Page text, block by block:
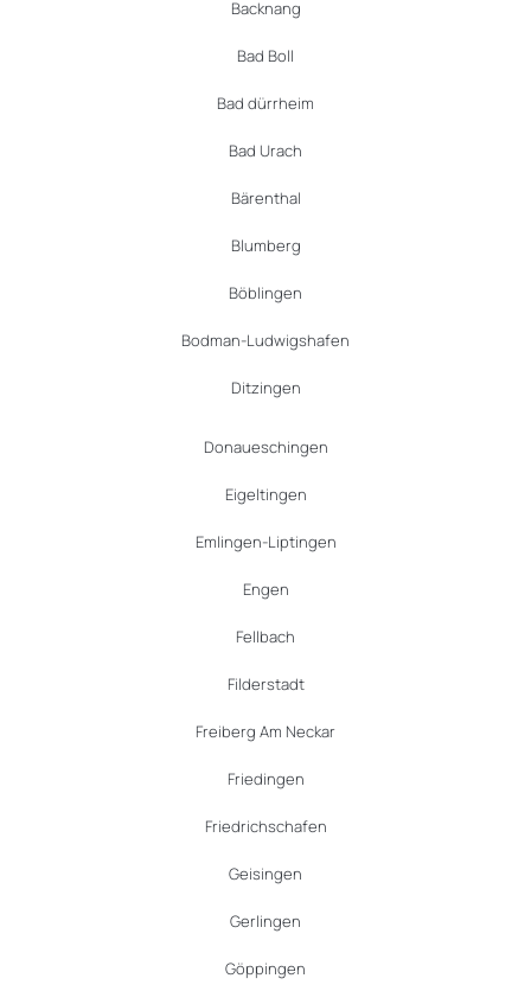
Backnang
Bad Boll
Bad dürrheim
Bad Urach
Bärenthal
Blumberg
Böblingen
Bodman-Ludwigshafen
Ditzingen
Donaueschingen
Eigeltingen
Emlingen-Liptingen
Engen
Fellbach
Filderstadt
Freiberg Am Neckar
Friedingen
Friedrichschafen
Geisingen
Gerlingen
Göppingen